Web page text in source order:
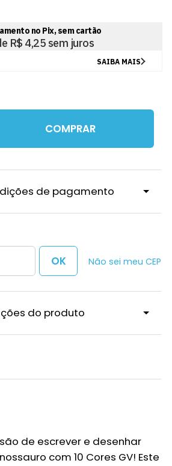
COMPRAR
de pagamento
Não sei meu CEP
do produto
de escrever e desenhar
com 10 Cores GV! Este